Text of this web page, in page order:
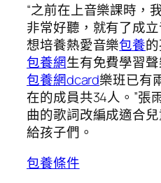
“之前在上音樂課時，
非常好聽，就有了成
想培養熱愛音樂包養
包養網生有免費學習
包養網dcard樂班已有
在的成員共34人。”張
曲的歌詞改編成適合
給孩子們。
包養條件